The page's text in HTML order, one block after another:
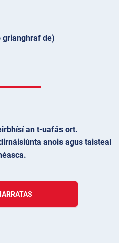
grianghraf de)
an t-uafás ort.
anois agus taisteal